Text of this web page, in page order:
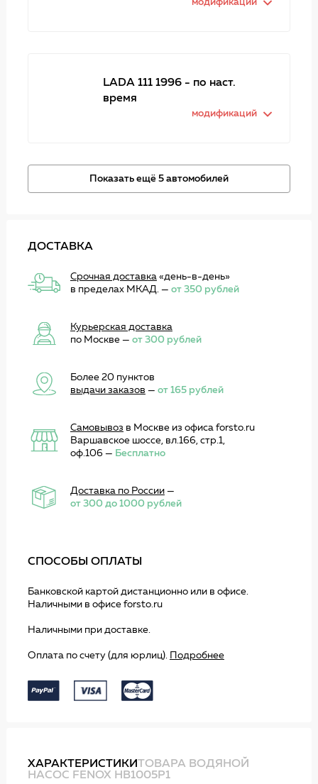
модификаций
LADA 111 1996 - по наст.
время
модификаций
Показать ещё 5 автомобилей
ДОСТАВКА
Срочная доставка«день-в-день»
в пределах МКАД. — от 350 рублей
Курьерская доставка
по Москве — от 300 рублей
Более 20 пунктов
выдачи заказов — от 165 рублей
Самовывоз в Москве из офиса forsto.ru
Варшавское шоссе, вл.166, стр.1,
оф.106 — Бесплатно
Доставка по России—
от 300 до 1000 рублей
СПОСОБЫ ОПЛАТЫ
Банковской картой дистанционно или в офисе.
Наличными в офисе forsto.ru
Наличными при доставке.
Оплата по счету (для юрлиц). Подробнее
ХАРАКТЕРИСТИКИТОВАРА ВОДЯНОЙ
НАСОС FENOX HB1005P1